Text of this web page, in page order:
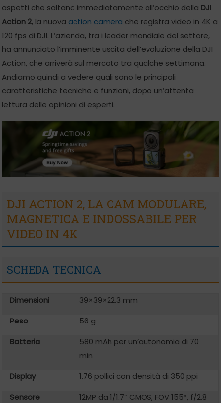
aspetti che saltano immediatamente all’occhio della DJI
Action 2, la nuova action camera che registra video in 4K a
120 fps di DJI. L’azienda, tra i leader mondiale del settore,
ha annunciato l’imminente uscita dell’evoluzione della DJI
Action, che arriverà sul mercato tra qualche settimana.
Andiamo quindi a vedere quali sono le principali
caratteristiche tecniche e funzioni, dopo un’attenta
lettura delle opinioni di esperti.
DJI ACTION 2, LA CAM MODULARE,
MAGNETICA E INDOSSABILE PER
VIDEO IN 4K
SCHEDA TECNICA
Dimensioni
39×39×22.3 mm
Peso
56 g
Batteria
580 mAh per un’autonomia di 70
min
Display
1.76 pollici con densità di 350 ppi
Sensore
12MP da 1/1.7” CMOS, FOV 155°, f/2.8